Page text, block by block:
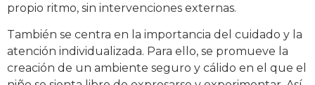
propio ritmo, sin intervenciones externas.
También se centra en la importancia del cuidado y la
atención individualizada. Para ello, se promueve la
creación de un ambiente seguro y cálido en el que el